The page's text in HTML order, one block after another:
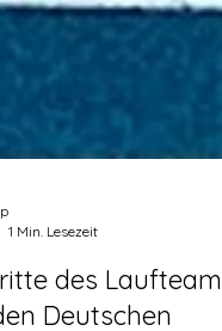
1 Min. Lesezeit